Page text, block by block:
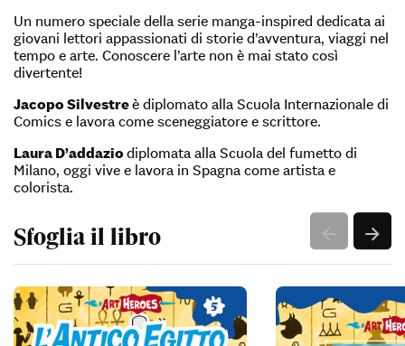
Un numero speciale della serie manga-inspired dedicata ai
giovani lettori appassionati di storie d’avventura, viaggi nel
tempo e arte. Conoscere l’arte non è mai stato così
divertente!
Jacopo Silvestreè diplomato alla Scuola Internazionale di
Comics e lavora come sceneggiatore e scrittore.
Laura D’addazio diplomata alla Scuola del fumetto di
Milano, oggi vive e lavora in Spagna come artista e
colorista.
Sfoglia il libro